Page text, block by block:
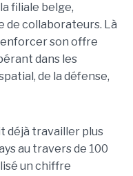
filiale belge,
de collaborateurs. Là
son offre
dans les
de la défense,
déjà travailler plus
au travers de 100
un chiffre